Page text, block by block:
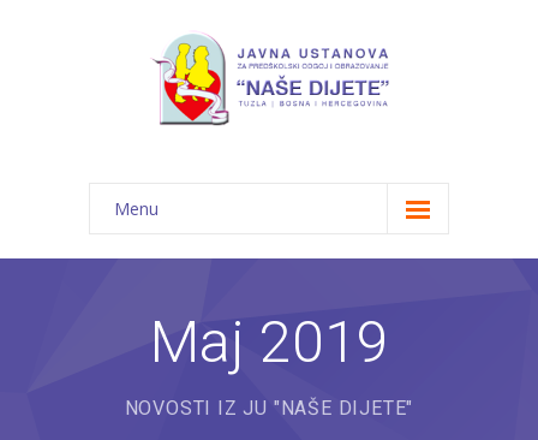
Menu
Početna
O nama
-- JU "Naše dijete"
Maj 2019
NOVOSTI IZ JU "NAŠE DIJETE"